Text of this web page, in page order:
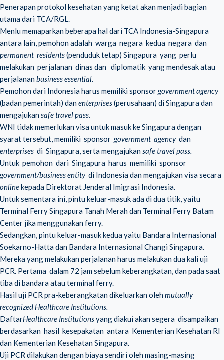
Penerapan protokol kesehatan yang ketat akan menjadi bagian
utama dari TCA/RGL.
Menlu memaparkan beberapa hal dari TCA Indonesia-Singapura
antara lain, pemohon adalah warga negara kedua negara dan
permanent residents(penduduk tetap) Singapura yang perlu
melakukan perjalanan dinas dan diplomatik yang mendesak atau
perjalananbusiness essential.
Pemohon dari Indonesia harus memiliki sponsorgovernment agency
(badan pemerintah) danenterprises(perusahaan) di Singapura dan
mengajukansafe travel pass.
WNI tidak memerlukan visa untuk masuk ke Singapura dengan
syarat tersebut, memiliki sponsor government agencydan
enterprises di Singapura, serta mengajukansafe travel pass.
Untuk pemohon dari Singapura harus memiliki sponsor
government/business entitydi Indonesia dan mengajukan visa secara
onlinekepada Direktorat Jenderal Imigrasi Indonesia.
Untuk sementara ini, pintu keluar-masuk ada di dua titik, yaitu
Terminal Ferry Singapura Tanah Merah dan Terminal Ferry Batam
Center jika menggunakan ferry.
Sedangkan, pintu keluar-masuk kedua yaitu Bandara Internasional
Soekarno-Hatta dan Bandara Internasional Changi Singapura.
Mereka yang melakukan perjalanan harus melakukan dua kali uji
PCR. Pertama dalam 72 jam sebelum keberangkatan, dan pada saat
tiba di bandara atau terminal ferry.
Hasil uji PCR pra-keberangkatan dikeluarkan olehmutually
recognized Healthcare Institutions.
DaftarHealthcare Institutionsyang diakui akan segera disampaikan
berdasarkan hasil kesepakatan antara Kementerian Kesehatan RI
dan Kementerian Kesehatan Singapura.
Uji PCR dilakukan dengan biaya sendiri oleh masing-masing